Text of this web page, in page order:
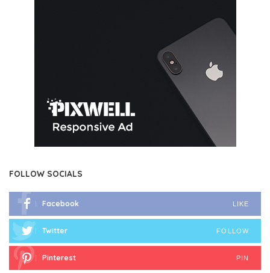
FOLLOW SOCIALS
Facebook LIKE
Twitter FOLLOW
Pinterest PIN